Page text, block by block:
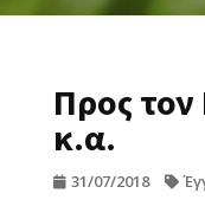
Προς
κ.α.
31/07/2018